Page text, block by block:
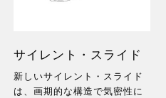
サイレント・スライド
新しいサイレント・スライド
は、画期的な構造で気密性に